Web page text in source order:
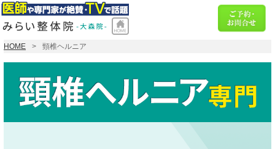
HOME 頸椎ヘルニア